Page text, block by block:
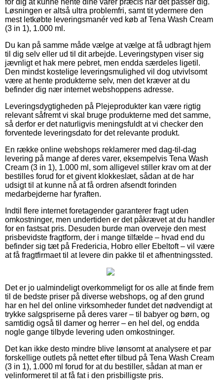
Løsningen er altså ultra problemfri, samt tit ydermere den
mest letkøbte leveringsmanér ved køb af Tena Wash Cream
(3 in 1), 1.000 ml.
Du kan på samme måde vælge at vælge at få udbragt hjem
til dig selv eller ud til dit arbejde. Leveringstypen viser sig
jævnligt et hak mere pebret, men endda særdeles ligetil.
Den mindst kostelige leveringsmulighed vil dog utvivlsomt
være at hente produkterne selv, men det kræver at du
befinder dig nær internet webshoppens adresse.
Leveringsdygtigheden på Plejeprodukter kan være rigtig
relevant såfremt vi skal bruge produkterne med det samme,
så derfor er det naturligvis meningsfuldt at vi checker den
forventede leveringsdato for det relevante produkt.
En række online webshops reklamerer med dag-til-dag
levering på mange af deres varer, eksempelvis Tena Wash
Cream (3 in 1), 1.000 ml, som alligevel stiller krav om at der
bestilles forud for et givent klokkeslæt, sådan at de har
udsigt til at kunne nå at få ordren afsendt forinden
medarbejderne har fyraften.
Indtil flere internet foretagender garanterer fragt uden
omkostninger, men undertiden er det påkrævet at du handler
for en fastsat pris. Desuden burde man overveje den mest
prisbevidste fragtform, der i mange tilfælde – hvad end du
befinder sig tæt på Fredericia, Hobro eller Ebeltoft – vil være
at få fragtfirmaet til at levere din pakke til et afhentningssted.
Det er jo ualmindeligt overkommeligt for os alle at finde frem
til de bedste priser på diverse webshops, og af den grund
har en hel del online virksomheder fundet det nødvendigt at
trykke salgspriserne på deres varer – til babyer og børn, og
samtidig også til damer og herrer – en hel del, og endda
nogle gange tilbyde levering uden omkostninger.
Det kan ikke desto mindre blive lønsomt at analysere et par
forskellige outlets på nettet efter tilbud på Tena Wash Cream
(3 in 1), 1.000 ml forud for at du bestiller, sådan at man er
velinformeret til at få fat i den prisbilligste pris.